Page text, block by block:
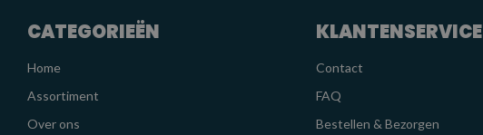
CATEGORIEËN
Home
Assortiment
Over ons
KLANTENSERVICE
Contact
FAQ
Bestellen & Bezorgen